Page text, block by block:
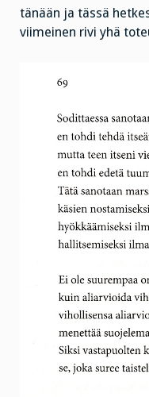
tänään ja tässä
viimeinen rivi yhä